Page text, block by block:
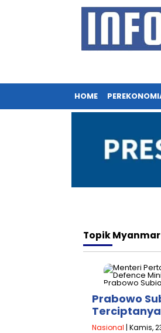
HOME
TopikMyanmar
Prabowo
Nasional | Kamis,